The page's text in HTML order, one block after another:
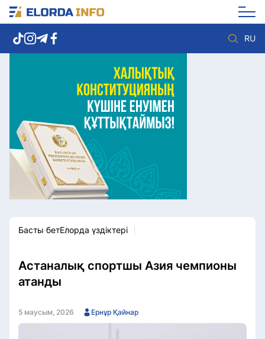
RU
Елорда жаңалықтары
Көзқарас
Саясат
Видео
Әлеумет
Экономика
Спорт
Мәдениет
Басты бетЕлорда үздіктері
Астаналық спортшы Азия чемпионы
атанды
5 маусым, 2026 Ернұр Қайнар